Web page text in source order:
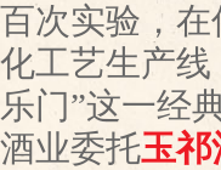
百次实验，
化工艺生产
乐门”这一经
酒业委托玉祁